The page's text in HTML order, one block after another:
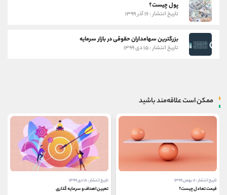
پول چیست؟
تاریخ انتشار : ۱۶ آذر ۱۳۹۹
بزرگترین سهامداران حقوقی در بازار سرمایه
تاریخ انتشار : ۱۵ دی ۱۳۹۹
ممکن است علاقه‌مند باشید
تاریخ انتشار : ۸ بهمن ۱۳۹۹
قیمت تعادل چیست؟
تاریخ انتشار : ۱۸ دی ۱۳۹۹
تعیین اهداف و سرمایه گذاری